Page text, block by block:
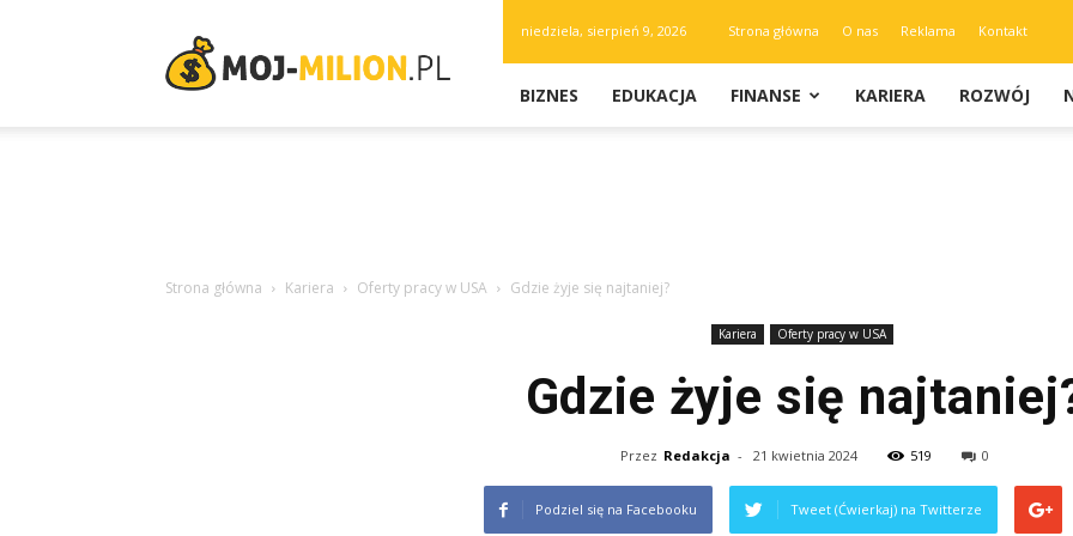
milion.pl
niedziela, sierpień 9, 2026 Strona główna O nas Reklama Kontakt
BIZNES EDUKACJA FINANSE KARIERA ROZWÓJ
Strona główna Kariera Oferty pracy w USA Gdzie żyje się najtaniej?
Kariera Oferty pracy w USA
Gdzie żyje się
Przez Redakcja - 21 kwietnia 2024 519 0
Podziel się na Facebooku Tweet (Ćwierkaj) na Twitterze